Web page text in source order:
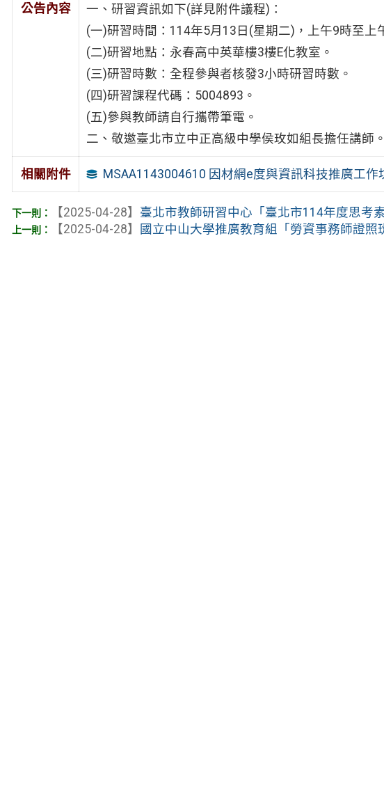
公告內容
一、研習資訊如下(詳見附件議程)：
(一)研習時間：114年5月13日(星期二)，上午9時至上
(二)研習地點：永春高中英華樓3樓E化教室。
(三)研習時數：全程參與者核發3小時研習時數。
(四)研習課程代碼：5004893。
(五)參與教師請自行攜帶筆電。
二、敬邀臺北市立中正高級中學侯玫如組長擔任講師。
相關附件 MSAA1143004610 因材網e度與資訊科技推廣工作
【2025-04-28】 臺北市教師研習中心「臺北市114年度思考
【2025-04-28】
國立中山大學推廣教育組「勞資事務師證照